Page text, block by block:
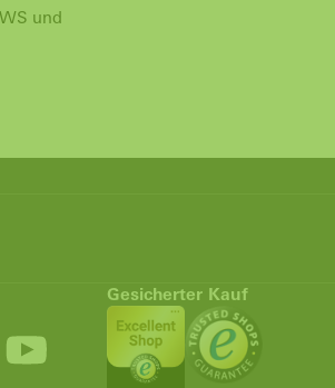
und
Gesicherter Kauf